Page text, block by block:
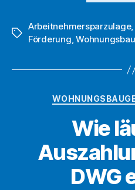
Schlagwörter
Arbeitnehmersparzulage,
Förderung,
Wie
DWG